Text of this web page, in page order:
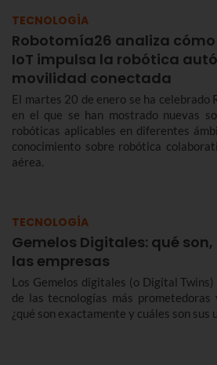
TECNOLOGÍA
Robotomía26 analiza
IoT impulsa la robótica
movilidad conectada
El martes 20 de enero se ha celebrado
en el que se han mostrado nuevas
robóticas aplicables en diferentes
conocimiento sobre robótica
aérea.
TECNOLOGÍA
Gemelos Digitales: qué
las empresas
Los Gemelos digitales (o Digital Twins)
de las tecnologías más prometedoras
¿qué son exactamente y cuáles son sus